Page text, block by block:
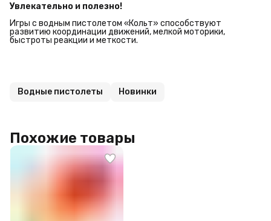
Увлекательно и полезно!
Игры с водным пистолетом «Кольт» способствуют
развитию координации движений, мелкой моторики,
быстроты реакции и меткости.
Водные пистолеты Новинки
Похожие товары